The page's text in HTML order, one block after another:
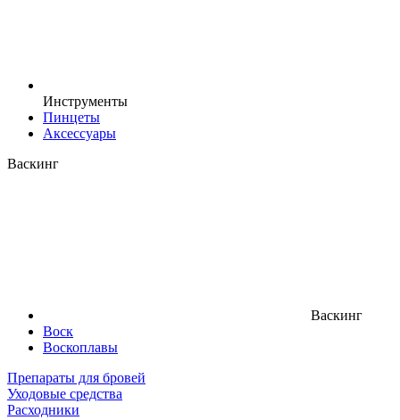
Инструменты
Пинцеты
Аксессуары
Васкинг
Васкинг
Воск
Воскоплавы
Препараты для бровей
Уходовые средства
Расходники